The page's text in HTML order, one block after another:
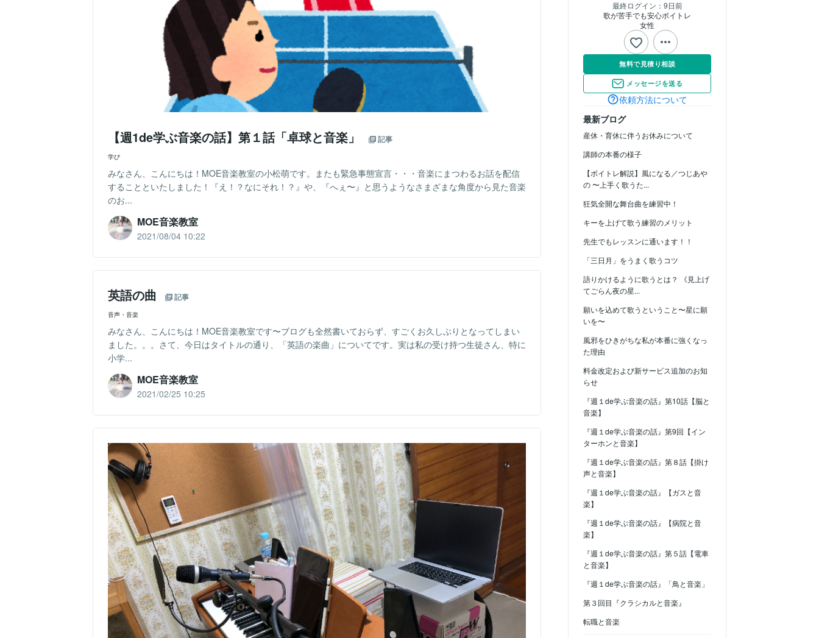
最終ログイン： 9日前
歌が苦手でも安心ボイトレ
女性
無料で見積り相談
メッセージを送る
依頼方法について
最新ブログ
産休・育休に伴うお休みについて
講師の本番の様子
【ボイトレ解説】風になる／つじあや
の 〜上手く歌うた...
狂気全開な舞台曲を練習中！
キーを上げて歌う練習のメリット
先生でもレッスンに通います！！
「三日月」をうまく歌うコツ
語りかけるように歌うとは？ 《見上げ
てごらん夜の星...
願いを込めて歌うということ〜星に願
いを〜
風邪をひきがちな私が本番に強くなっ
た理由
料金改定および新サービス追加のお知
らせ
『週１de学ぶ音楽の話』第10話【脳と
音楽】
『週１de学ぶ音楽の話』第9回【イン
ターホンと音楽】
『週１de学ぶ音楽の話』第８話【掛け
声と音楽】
『週１de学ぶ音楽の話』【ガスと音
楽】
『週１de学ぶ音楽の話』【病院と音
楽】
『週１de学ぶ音楽の話』第５話【電車
と音楽】
『週１de学ぶ音楽の話』「鳥と音楽」
第３回目『クラシカルと音楽』
転職と音楽
【週1de学ぶ音楽の話】第１話「卓球と音楽」 記事
学び
みなさん、こんにちは！MOE音楽教室の小松萌です。またも緊急事態宣言・・・音楽にまつわるお話を配信
することといたしました！『え！？なにそれ！？』や、『へぇ〜』と思うようなさまざまな角度から見た音楽
のお...
MOE音楽教室
2021/08/04 10:22
英語の曲 記事
音声・音楽
みなさん、こんにちは！MOE音楽教室です〜ブログも全然書いておらず、すごくお久しぶりとなってしまい
ました。。。さて、今日はタイトルの通り、「英語の楽曲」についてです。実は私の受け持つ生徒さん、特に
小学...
MOE音楽教室
2021/02/25 10:25